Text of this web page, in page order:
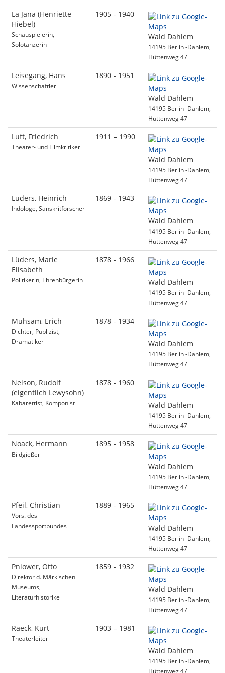
La Jana (Henriette
Hiebel)
Schauspielerin,
Solotänzerin
1905 - 1940
Wald Dahlem
14195 Berlin -Dahlem,
Hüttenweg 47
Leisegang, Hans
Wissenschaftler
1890 - 1951
Wald Dahlem
14195 Berlin -Dahlem,
Hüttenweg 47
Luft, Friedrich
Theater- und Filmkritiker
1911 – 1990
Wald Dahlem
14195 Berlin -Dahlem,
Hüttenweg 47
Lüders, Heinrich
Indologe, Sanskritforscher
1869 - 1943
Wald Dahlem
14195 Berlin -Dahlem,
Hüttenweg 47
Lüders, Marie
Elisabeth
Politikerin, Ehrenbürgerin
1878 - 1966
Wald Dahlem
14195 Berlin -Dahlem,
Hüttenweg 47
Mühsam, Erich
Dichter, Publizist,
Dramatiker
1878 - 1934
Wald Dahlem
14195 Berlin -Dahlem,
Hüttenweg 47
Nelson, Rudolf
(eigentlich Lewysohn)
Kabarettist, Komponist
1878 - 1960
Wald Dahlem
14195 Berlin -Dahlem,
Hüttenweg 47
Noack, Hermann
Bildgießer
1895 - 1958
Wald Dahlem
14195 Berlin -Dahlem,
Hüttenweg 47
Pfeil, Christian
Vors. des
Landessportbundes
1889 - 1965
Wald Dahlem
14195 Berlin -Dahlem,
Hüttenweg 47
Pniower, Otto
Direktor d. Märkischen
Museums,
Literaturhistorike
1859 - 1932
Wald Dahlem
14195 Berlin -Dahlem,
Hüttenweg 47
Raeck, Kurt
Theaterleiter
1903 – 1981
Wald Dahlem
14195 Berlin -Dahlem,
Hüttenweg 47